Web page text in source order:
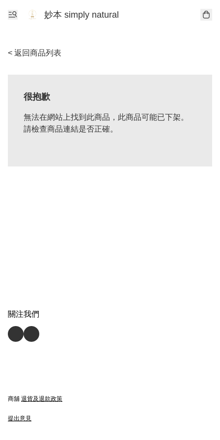
妙本 simply natural
< 返回商品列表
很抱歉
無法在網站上找到此商品，此商品可能已下架。
請檢查商品連結是否正確。
關注我們
商舖 退貨及退款政策
提出意見